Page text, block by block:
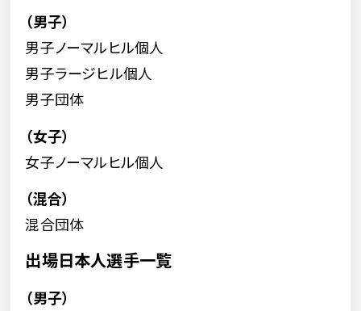
（男子）
男子ノーマルヒル個人
男子ラージヒル個人
男子団体
（女子）
女子ノーマルヒル個人
（混合）
混合団体
出場日本人選手一覧
（男子）